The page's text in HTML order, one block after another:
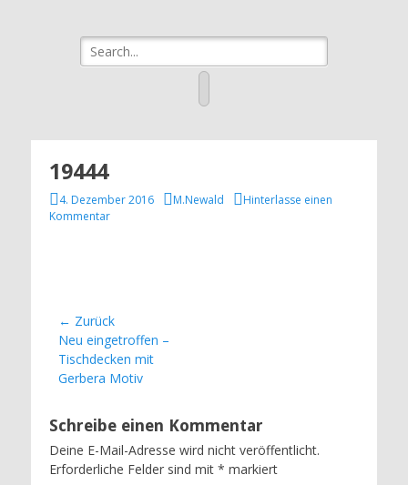
Suche
nach:
19444
Veröffentlicht
am
4. Dezember 2016 Autor
M.Newald
Hinterlasse einen
Kommentar
Beitragsnavigation
← Zurück
Vorheriger
Beitrag:
Neu eingetroffen –
Tischdecken mit
Gerbera Motiv
Schreibe einen Kommentar
Deine E-Mail-Adresse wird nicht veröffentlicht.
Erforderliche Felder sind mit * markiert